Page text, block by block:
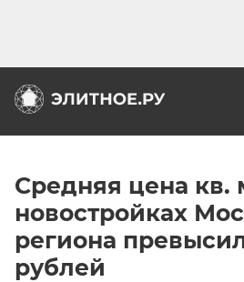
Средняя цена кв.
новостройках
региона
рублей